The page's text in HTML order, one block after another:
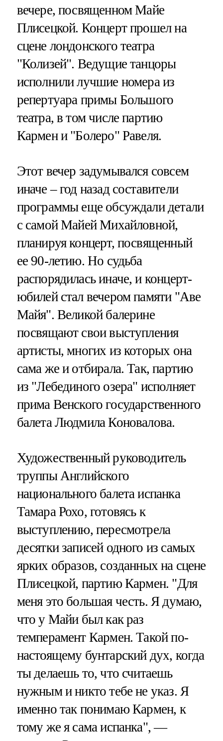
вечере, посвященном Майе
Плисецкой. Концерт прошел на
сцене лондонского театра
"Колизей". Ведущие танцоры
исполнили лучшие номера из
репертуара примы Большого
театра, в том числе партию
Кармен и "Болеро" Равеля.
Этот вечер задумывался совсем
иначе – год назад составители
программы еще обсуждали детали
с самой Майей Михайловной,
планируя концерт, посвященный
ее 90-летию. Но судьба
распорядилась иначе, и концерт-
юбилей стал вечером памяти "Аве
Майя". Великой балерине
посвящают свои выступления
артисты, многих из которых она
сама же и отбирала. Так, партию
из "Лебединого озера" исполняет
прима Венского государственного
балета Людмила Коновалова.
Художественный руководитель
труппы Английского
национального балета испанка
Тамара Рохо, готовясь к
выступлению, пересмотрела
десятки записей одного из самых
ярких образов, созданных на сцене
Плисецкой, партию Кармен. "Для
меня это большая честь. Я думаю,
что у Майи был как раз
темперамент Кармен. Такой по-
настоящему бунтарский дух, когда
ты делаешь то, что считаешь
нужным и никто тебе не указ. Я
именно так понимаю Кармен, к
тому же я сама испанка", —